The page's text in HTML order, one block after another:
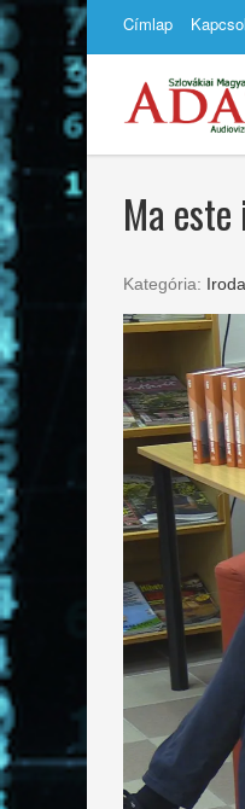
Címlap
Ma
Kategória: